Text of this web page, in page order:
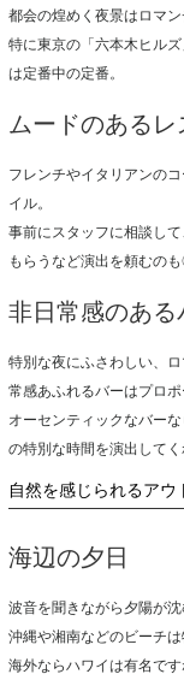
都会の煌めく夜景はロマン
特に東京の「六本木ヒル
は定番中の定番。
ムードのあるレ
フレンチやイタリアンの
イル。
事前にスタッフに相談し
もらうなど演出を頼むのも
非日常感のある
特別な夜にふさわしい、
常感あふれるバーはプロ
オーセンティックなバー
の特別な時間を演出してく
自然を感じられるアウ
海辺の夕日
波音を聞きながら夕陽が
沖縄や湘南などのビーチは
海外ならハワイは有名です